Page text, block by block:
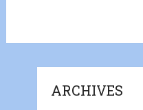
ARCHIVES